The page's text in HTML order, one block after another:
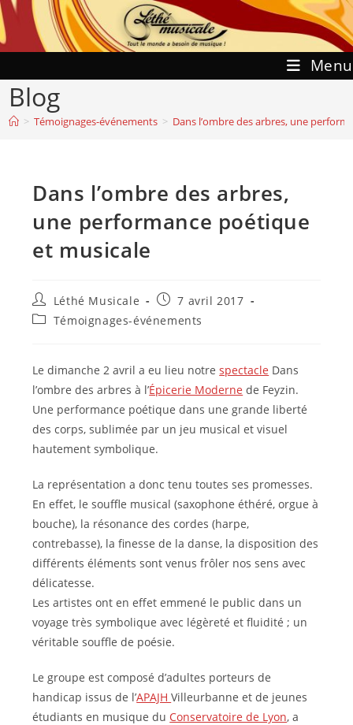
Skip
to
content
Menu
Blog
> Témoignages-événements > Dans l’ombre des arbres, une
Dans l’ombre des arbres,
une performance poétique
et musicale
Auteur/autrice
de
la
Léthé Musicale
Publication
publiée :
7 avril 2017
PostTémoignages-événements
Le dimanche 2 avril a eu lieu notrespectacle Dans
l’ombre des arbres à l’Épicerie Moderne de Feyzin.
Une performance poétique dans une grande liberté
des corps, sublimée par un jeu musical et visuel
hautement symbolique.
La représentation a donc tenu toutes ses promesses.
En effet, le souffle musical (saxophone éthéré, orgue à
bouche), la résonance des cordes (harpe,
contrebasse), la finesse de la danse, la disposition des
différents éléments sont venus frôler nos sens avec
délicatesse.
Les artistes ont en effet emmené le public dans un
voyage très symbolique avec légèreté et fluidité ; un
véritable souffle de poésie.
Le groupe est composé d’adultes porteurs de
handicap issus de l’APAJHVilleurbanne et de jeunes
étudiants en musique du Conservatoire de Lyon, a